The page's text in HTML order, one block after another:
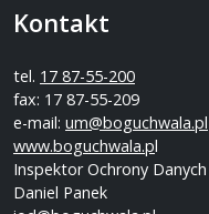
Kontakt
tel. 17 87-55-200
fax: 17 87-55-209
e-mail: um@boguchwala.pl
www.boguchwala.pl
Inspektor Ochrony Danych
Daniel Panek